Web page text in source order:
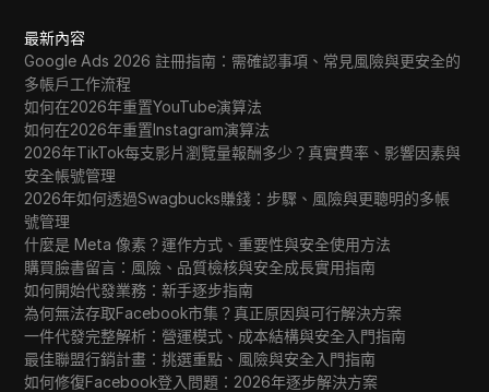
最新內容
Google Ads 2026 註冊指南：需確認事項、常見風險與更安全的
多帳戶工作流程
如何在2026年重置YouTube演算法
如何在2026年重置Instagram演算法
2026年TikTok每支影片瀏覽量報酬多少？真實費率、影響因素與
安全帳號管理
2026年如何透過Swagbucks賺錢：步驟、風險與更聰明的多帳
號管理
什麼是 Meta 像素？運作方式、重要性與安全使用方法
購買臉書留言：風險、品質檢核與安全成長實用指南
如何開始代發業務：新手逐步指南
為何無法存取Facebook市集？真正原因與可行解決方案
一件代發完整解析：營運模式、成本結構與安全入門指南
最佳聯盟行銷計畫：挑選重點、風險與安全入門指南
如何修復Facebook登入問題：2026年逐步解決方案